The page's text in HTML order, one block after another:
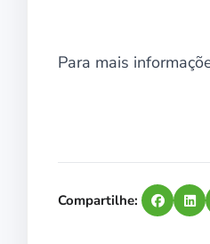
Para mais
Compartilhe: